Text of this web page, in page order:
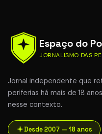
Espaço do
JORNALISMO DAS
Jornal independente que
periferias há mais de 18
nesse contexto.
Desde 2007 — 18 anos